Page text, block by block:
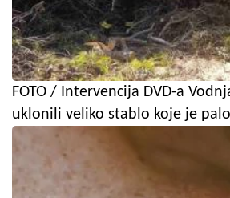
FOTO / Intervencija DVD-a
uklonili veliko stablo koje je